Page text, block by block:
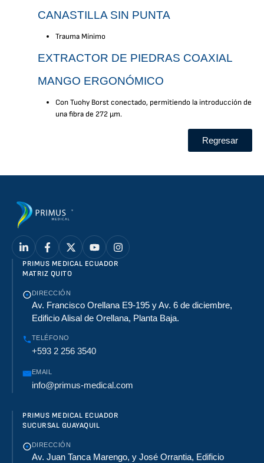
CANASTILLA SIN PUNTA
Trauma Mínimo
EXTRACTOR DE PIEDRAS COAXIAL
MANGO ERGONÓMICO
Con Tuohy Borst conectado, permitiendo la introducción de
una fibra de 272 μm.
Regresar
PRIMUS MEDICAL ECUADOR
MATRIZ QUITO
DIRECCIÓN
Av. Francisco Orellana E9-195 y Av. 6 de diciembre,
Edificio Alisal de Orellana, Planta Baja.
TELÉFONO
+593 2 256 3540
EMAIL
info@primus-medical.com
PRIMUS MEDICAL ECUADOR
SUCURSAL GUAYAQUIL
DIRECCIÓN
Av. Juan Tanca Marengo, y José Orrantia, Edificio